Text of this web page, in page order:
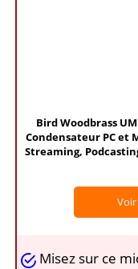
Bird Woodbrass
Condensateur PC et
Streaming,
Misez sur ce